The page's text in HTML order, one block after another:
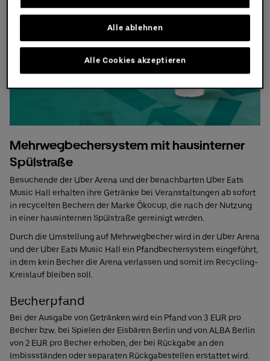
Mehrwegbechersystem mit hausinterner
Spülstraße
Besuchende der Uber Arena und der benachbarten Uber Eats
Music Hall erhalten ihre Getränke bei Veranstaltungen ab sofort
in recycelten Bechern der Marke Ökocup, die nach der Nutzung
in einer hausinternen Spülstraße gereinigt werden.
Durch die Umstellung auf Mehrwegbecher wird in der Uber Arena
und der Uber Eats Music Hall ein Pfandbechersystem eingeführt,
in dem kein Becher die Arena verlassen und somit im Recycling-
Kreislauf bleiben soll.
Becherpfand
Bei der Ausgabe von Getränken wird ein Pfand von 3 EUR pro
Becher bzw. bei Spielen der Eisbären Berlin und von ALBA Berlin
von 2 EUR pro Becher erhoben, der bei Rückgabe an den
Imbissständen oder separaten Rückgabestellen erstattet wird.
Alle ablehnen
Alle Cookies akzeptieren